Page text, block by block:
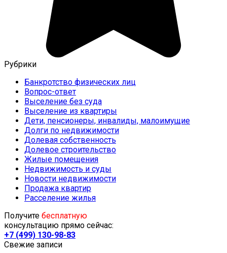
Рубрики
Банкротство физических лиц
Вопрос-ответ
Выселение без суда
Выселение из квартиры
Дети, пенсионеры, инвалиды, малоимущие
Долги по недвижимости
Долевая собственность
Долевое строительство
Жилые помещения
Недвижимость и суды
Новости недвижимости
Продажа квартир
Расселение жилья
Получите бесплатную
консультацию прямо сейчас:
+7 (499) 130-98-83
Свежие записи